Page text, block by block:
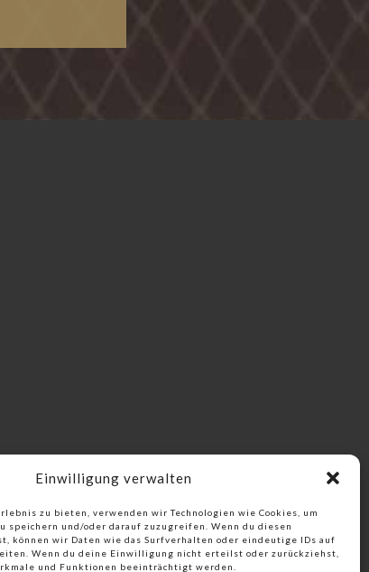
Einwilligung verwalten
zu bieten, verwenden wir Technologien wie Cookies, um
speichern und/oder darauf zuzugreifen. Wenn du diesen
können wir Daten wie das Surfverhalten oder eindeutige IDs auf
Wenn du deine Einwilligung nicht erteilst oder zurückziehst,
und Funktionen beeinträchtigt werden.